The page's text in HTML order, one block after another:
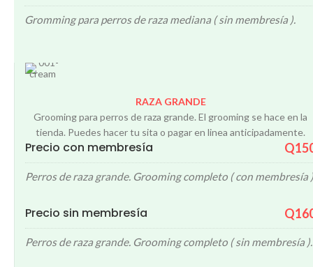
Gromming para perros de raza mediana ( sin membresía ).
RAZA GRANDE
Grooming para perros de raza grande. El grooming se hace en la
tienda. Puedes hacer tu sita o pagar en linea anticipadamente.
Precio con membresía
Perros de raza grande. Grooming completo ( con membresía
Precio sin membresía
Perros de raza grande. Grooming completo ( sin membresía ).